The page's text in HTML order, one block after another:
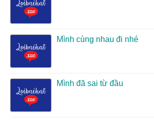
Mình cùng nhau đi nhé
Mình đã sai từ đầu